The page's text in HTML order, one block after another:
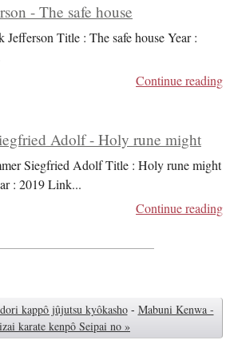
- The safe house
Title : The safe house Year :
Continue reading
Adolf - Holy rune might
Siegfried Adolf Title : Holy rune might
: 2019 Link...
Continue reading
kappô jûjutsu kyôkasho - Mabuni Kenwa -
karate kenpô Seipai no »